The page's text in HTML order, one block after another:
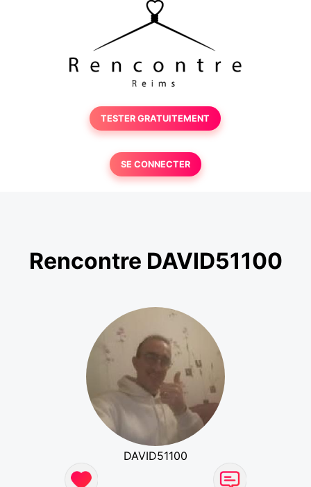
TESTER GRATUITEMENT
SE CONNECTER
Rencontre DAVID51100
DAVID51100